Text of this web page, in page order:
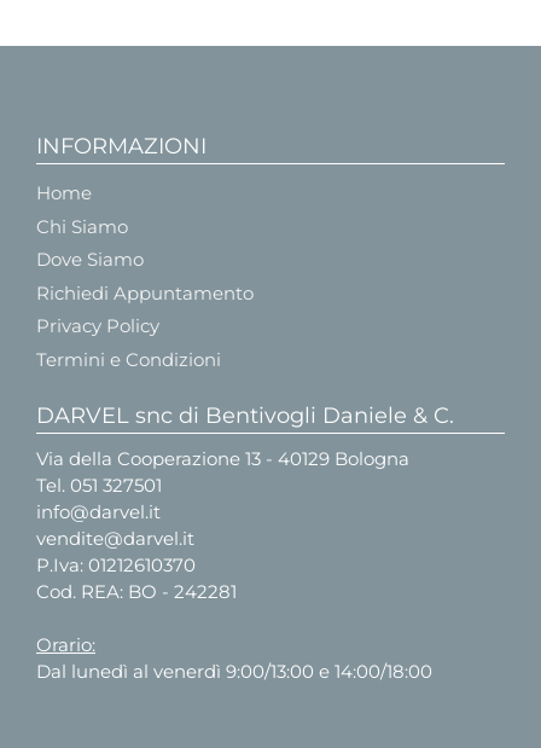
INFORMAZIONI
Home
Chi Siamo
Dove Siamo
Richiedi Appuntamento
Privacy Policy
Termini e Condizioni
DARVEL snc di Bentivogli Daniele & C.
Via della Cooperazione 13 - 40129 Bologna
Tel. 051 327501
info@darvel.it
vendite@darvel.it
P.Iva: 01212610370
Cod. REA: BO - 242281
Orario:
Dal lunedì al venerdì 9:00/13:00 e 14:00/18:00